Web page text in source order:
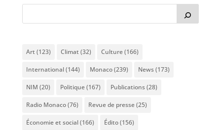
Art (123) Climat (32) Culture(166)
International(144) Monaco(239) News(173)
NIM (20) Politique(167) Publications(28)
Radio Monaco(76) Revue de presse(25)
Économie et social(166) Édito(156)